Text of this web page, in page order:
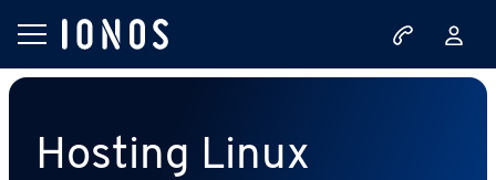
Hosting Linux